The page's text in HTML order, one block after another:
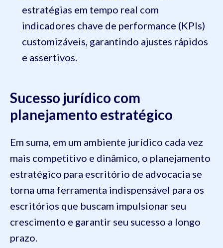
estratégias em tempo real com
indicadores chave de performance (KPIs)
customizáveis, garantindo ajustes rápidos
e assertivos.
Sucesso jurídico com
planejamento estratégico
Em suma, em um ambiente jurídico cada vez
mais competitivo e dinâmico, o planejamento
estratégico para escritório de advocacia se
torna uma ferramenta indispensável para os
escritórios que buscam impulsionar seu
crescimento e garantir seu sucesso a longo
prazo.